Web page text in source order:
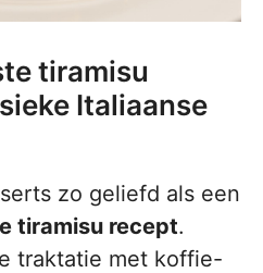
tiramisu
Italiaanse
zo geliefd als een
tiramisu recept.
traktatie met koffie-